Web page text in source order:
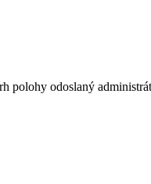
odoslaný